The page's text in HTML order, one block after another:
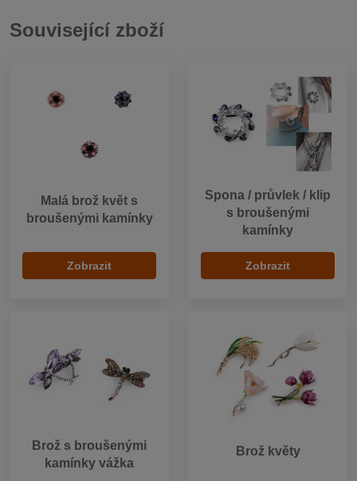
Související zboží
Malá brož květ s
broušenými kamínky
Zobrazit
Spona / průvlek / klip
s broušenými
kamínky
Zobrazit
Brož s broušenými
kamínky vážka
Brož květy